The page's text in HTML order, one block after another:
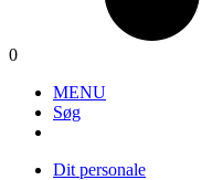
0
MENU
Søg
Dit personale